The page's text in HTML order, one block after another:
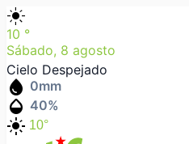
light_mode
10 °
Sábado, 8 agosto
Cielo Despejado
water_drop 0mm
humidity_mid 40%
light_mode 10°